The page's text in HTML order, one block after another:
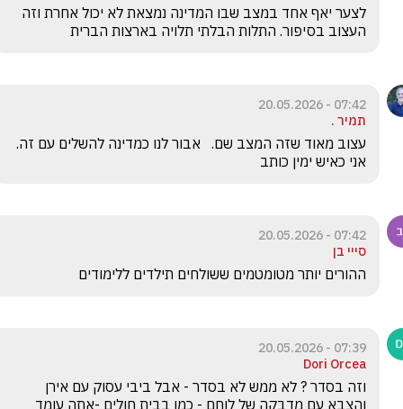
העצוב בסיפור. התלות הבלתי תלויה בארצות הברית
07:42 - 20.05.2026
תמיר .
אני כאיש ימין כותב
07:42 - 20.05.2026
סייי בן
ההורים יותר מטומטמים ששולחים תילדים ללימודים
07:39 - 20.05.2026
Dori Orcea